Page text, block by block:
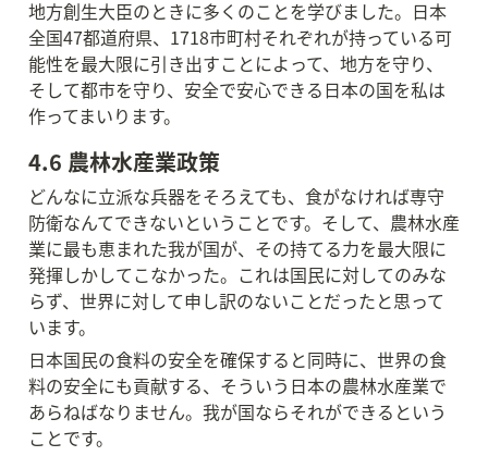
地方創生大臣のときに多くのことを学びました。日本
全国47都道府県、1718市町村それぞれが持っている可
能性を最大限に引き出すことによって、地方を守り、
そして都市を守り、安全で安心できる日本の国を私は
作ってまいります。
4.6 農林水産業政策
どんなに立派な兵器をそろえても、食がなければ専守
防衛なんてできないということです。そして、農林水産
業に最も恵まれた我が国が、その持てる力を最大限に
発揮しかしてこなかった。これは国民に対してのみな
らず、世界に対して申し訳のないことだったと思って
います。
日本国民の食料の安全を確保すると同時に、世界の食
料の安全にも貢献する、そういう日本の農林水産業で
あらねばなりません。我が国ならそれができるという
ことです。